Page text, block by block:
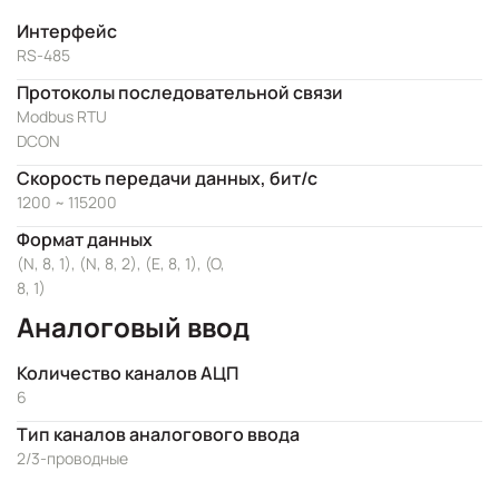
Интерфейс
RS-485
Протоколы последовательной связи
Modbus RTU
DCON
Скорость передачи данных, бит/с
1200 ~ 115200
Формат данных
(N, 8, 1), (N, 8, 2), (E, 8, 1), (O,
8, 1)
Аналоговый ввод
Количество каналов АЦП
6
Тип каналов аналогового ввода
2/3-проводные